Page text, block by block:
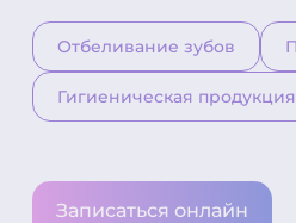
Отбеливание зубов
Гигиеническая продукция
Записаться онлайн